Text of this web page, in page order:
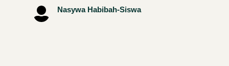
 Nasywa Habibah-Siswa